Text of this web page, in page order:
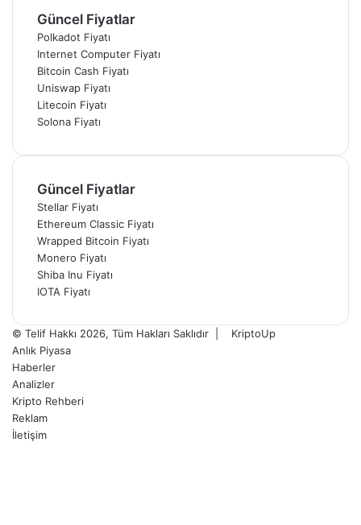
Güncel Fiyatlar
Polkadot Fiyatı
Internet Computer Fiyatı
Bitcoin Cash Fiyatı
Uniswap Fiyatı
Litecoin Fiyatı
Solona Fiyatı
Güncel Fiyatlar
Stellar Fiyatı
Ethereum Classic Fiyatı
Wrapped Bitcoin Fiyatı
Monero Fiyatı
Shiba Inu Fiyatı
IOTA Fiyatı
© Telif Hakkı 2026, Tüm Hakları Saklıdır |
KriptoUp
Anlık Piyasa
Haberler
Analizler
Kripto Rehberi
Reklam
İletişim